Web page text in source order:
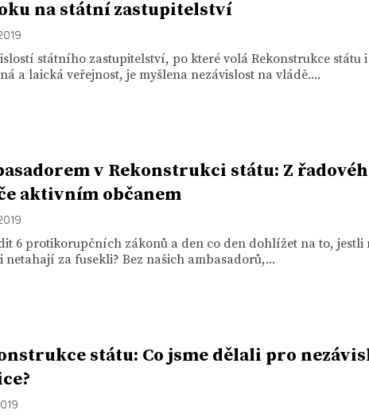
na státní zastupitelství
státního zastupitelství, po které volá Rekonstrukce státu i
a laická veřejnost, je myšlena nezávislost na vládě....
v Rekonstrukci státu: Z
aktivním občanem
6 protikorupčních zákonů a den co den dohlížet na to, jestli
netahají za fusekli? Bez našich ambasadorů,...
státu: Co jsme dělali pro